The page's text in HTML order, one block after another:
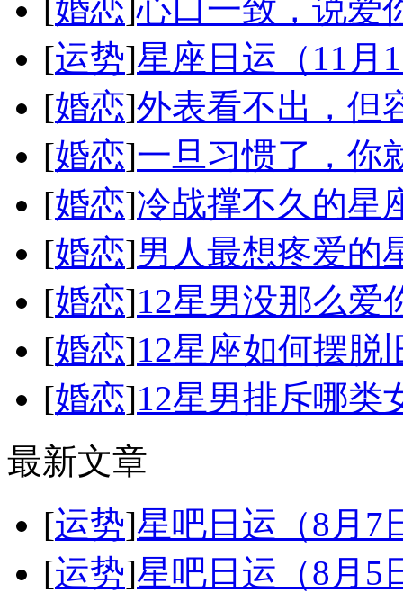
[婚恋]心口一致，说爱
[运势]星座日运（11月
[婚恋]外表看不出，但
[婚恋]一旦习惯了，你
[婚恋]冷战撑不久的星
[婚恋]男人最想疼爱的
[婚恋]12星男没那么爱
[婚恋]12星座如何摆脱
[婚恋]12星男排斥哪类
最新文章
[运势]星吧日运（8月7
[运势]星吧日运（8月5